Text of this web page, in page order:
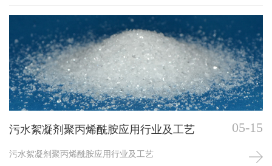
污水絮凝剂聚丙烯酰胺应用行业及工艺
污水絮凝剂聚丙烯酰胺应用行业及工艺
05-15